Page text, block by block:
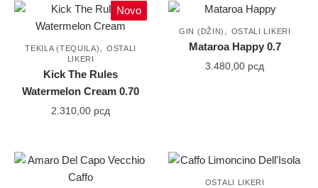
Novo
TEKILA (TEQUILA), OSTALI
LIKERI
Kick The Rules
Watermelon Cream 0.70
2.310,00 рсд
GIN (DŽIN) , OSTALI LIKERI
Mataroa Happy 0.7
3.480,00 рсд
OSTALI LIKERI